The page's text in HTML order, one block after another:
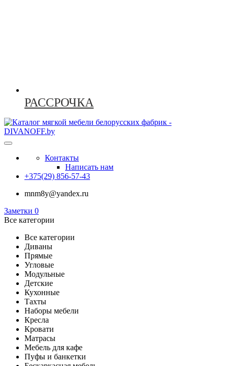
РАССРОЧКА
Контакты
Написать нам
+375(29) 856-57-43
mnm8y@yandex.ru
Заметки 0
Все категории
Все категории
Диваны
Прямые
Угловые
Модульные
Детские
Кухонные
Тахты
Наборы мебели
Кресла
Кровати
Матрасы
Мебель для кафе
Пуфы и банкетки